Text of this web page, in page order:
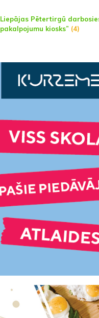
Liepājas Pētertirgū
pakalpojumu kiosks” (4)